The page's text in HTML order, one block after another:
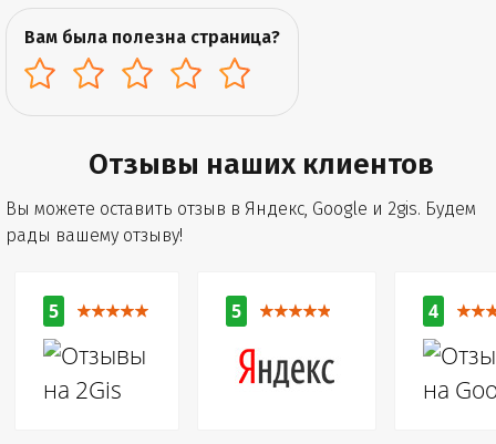
Вам была полезна страница?
Отзывы наших клиентов
Вы можете оставить отзыв в Яндекс, Google и 2gis. Будем
рады вашему отзыву!
5 5 4